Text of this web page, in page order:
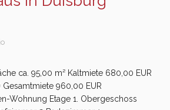
ca. 95,00 m² Kaltmiete 680,00 EUR
960,00 EUR
Wohnung Etage 1. Obergeschoss